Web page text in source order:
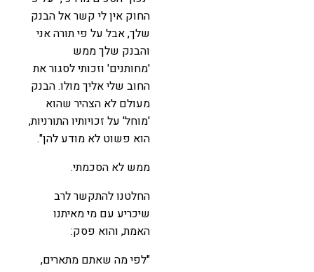
החוק אין לי קשר אל הבנק
שלך, אבל על פי תורה אני
והבנק שלך ממש
'מחותנים' וזכותי לסגור את
החוב שלי אליך מולו. הבנק
מעולם לא הצהיר שהוא
'מוחל' על זכויותיו התורניות,
הוא פשוט לא מודע להן".
ממש לא הסכמתי.
החלטנו להתקשר לרב
שיכריע עם מי מאיתנו
האמת, והוא פסק:
"לפי מה שאתם מתארים,